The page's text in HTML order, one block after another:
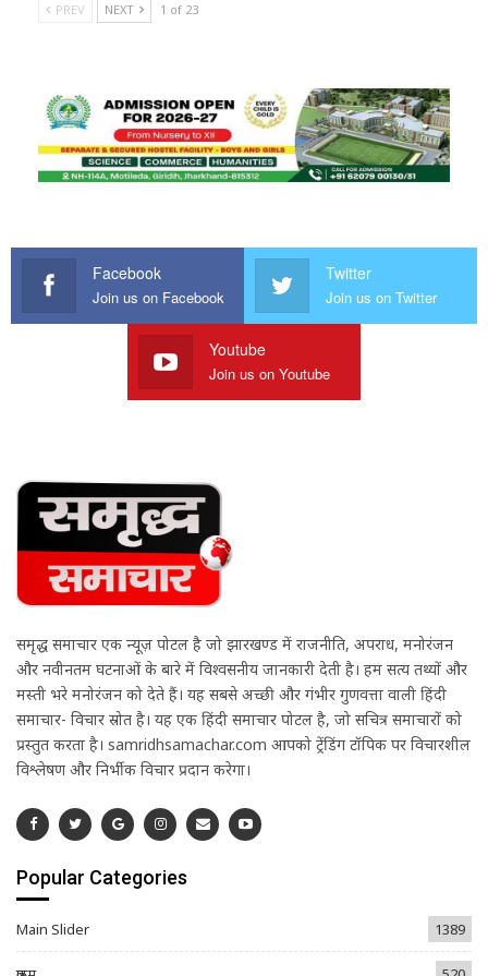
PREV NEXT 1 of 23
Facebook
Join us on Facebook
Twitter
Join us on Twitter
Youtube
Join us on Youtube
समृद्ध समाचार एक न्यूज़ पोर्टल है जो झारखण्ड में राजनीति, अपराध, मनोरंजन
और नवीनतम घटनाओं के बारे में विश्वसनीय जानकारी देती है। हम सत्य तथ्यों और
मस्ती भरे मनोरंजन को देते हैं। यह सबसे अच्छी और गंभीर गुणवत्ता वाली हिंदी
समाचार- विचार स्रोत है। यह एक हिंदी समाचार पोर्टल है, जो सचित्र समाचारों को
प्रस्तुत करता है। samridhsamachar.com आपको ट्रेंडिंग टॉपिक पर विचारशील
विश्लेषण और निर्भीक विचार प्रदान करेगा।
Popular Categories
Main Slider 1389